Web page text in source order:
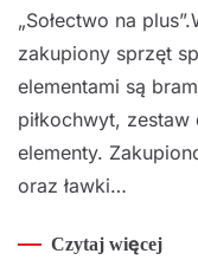
„Sołectwo na
zakupiony sprzęt
elementami są
piłkochwyt,
elementy.
oraz ławki…
Czytaj więcej